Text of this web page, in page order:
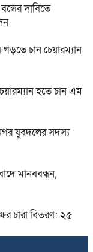
দাবিতে
চান চেয়ারম্যান
হতে চান এম
যুবদলের সদস্য
মানববন্ধন,
চারা বিতরণ: ২৫